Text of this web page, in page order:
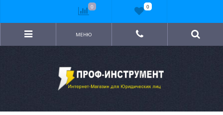
МЕНЮ
0 0